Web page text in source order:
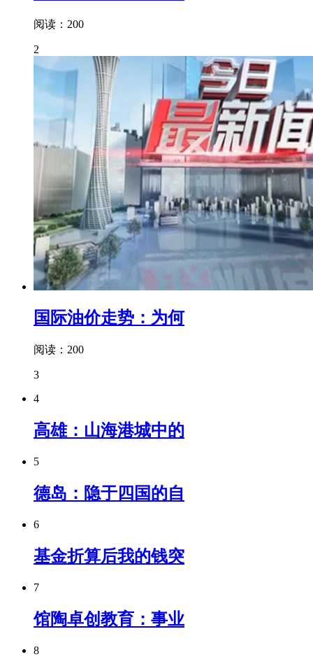
阅读：200
2
国际油价走势：为何
阅读：200
3
4
高雄：山海港城中的
5
德岛：隐于四国的自
6
基金折算后我的钱突
7
馆陶卓创教育：事业
8